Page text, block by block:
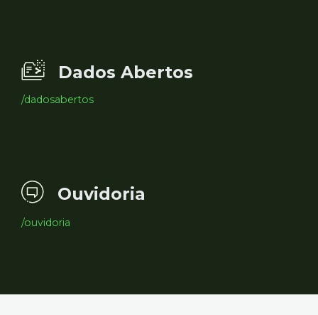
Dados Abertos
/dadosabertos
Ouvidoria
/ouvidoria